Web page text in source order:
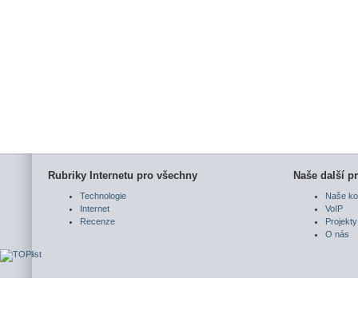
Rubriky Internetu pro všechny
Technologie
Internet
Recenze
Naše další
Naše
VoIP
Projekty
O nás